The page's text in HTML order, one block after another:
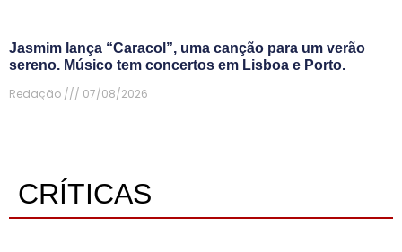
Jasmim lança “Caracol”, uma canção para um verão
sereno. Músico tem concertos em Lisboa e Porto.
Redação
07/08/2026
CRÍTICAS